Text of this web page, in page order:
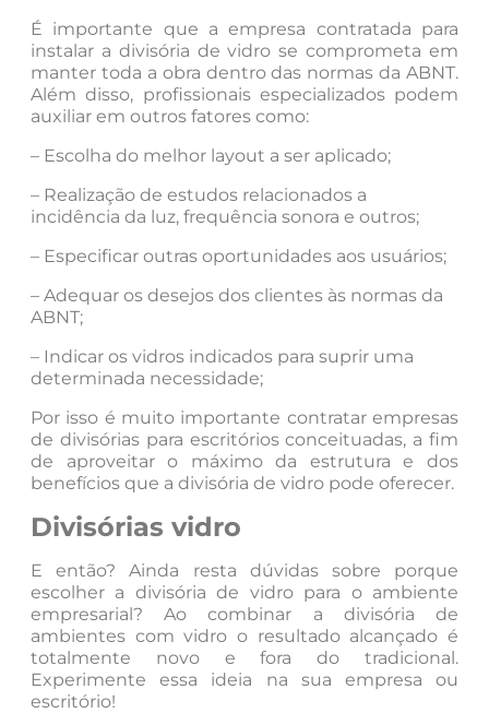
É importante que a empresa contratada para
instalar a divisória de vidro se comprometa em
manter toda a obra dentro das normas da ABNT.
Além disso, profissionais especializados podem
auxiliar em outros fatores como:
– Escolha do melhor layout a ser aplicado;
– Realização de estudos relacionados a
incidência da luz, frequência sonora e outros;
– Especificar outras oportunidades aos usuários;
– Adequar os desejos dos clientes às normas da
ABNT;
– Indicar os vidros indicados para suprir uma
determinada necessidade;
Por isso é muito importante contratar empresas
de divisórias para escritórios conceituadas, a fim
de aproveitar o máximo da estrutura e dos
benefícios que a divisória de vidro pode oferecer.
Divisórias vidro
E então? Ainda resta dúvidas sobre porque
escolher a divisória de vidro para o ambiente
empresarial? Ao combinar a divisória de
ambientes com vidro o resultado alcançado é
totalmente novo e fora do tradicional.
Experimente essa ideia na sua empresa ou
escritório!